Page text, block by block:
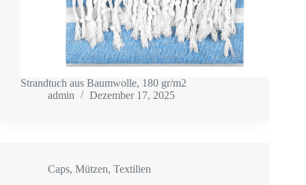
Strandtuch aus Baumwolle, 180 gr/m2
admin
Dezember 17, 2025
Caps, Mützen, Textilien